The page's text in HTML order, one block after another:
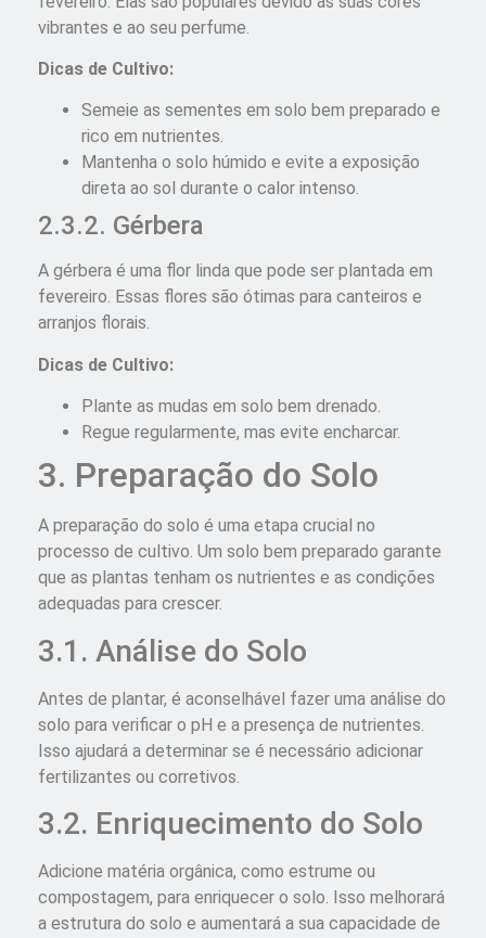
vibrantes e ao seu perfume.
Dicas de Cultivo:
Semeie as sementes em solo bem preparado e
rico em nutrientes.
Mantenha o solo húmido e evite a exposição
direta ao sol durante o calor intenso.
2.3.2. Gérbera
A gérbera é uma flor linda que pode ser plantada em
fevereiro. Essas flores são ótimas para canteiros e
arranjos florais.
Dicas de Cultivo:
Plante as mudas em solo bem drenado.
Regue regularmente, mas evite encharcar.
3. Preparação do Solo
A preparação do solo é uma etapa crucial no
processo de cultivo. Um solo bem preparado garante
que as plantas tenham os nutrientes e as condições
adequadas para crescer.
3.1. Análise do Solo
Antes de plantar, é aconselhável fazer uma análise do
solo para verificar o pH e a presença de nutrientes.
Isso ajudará a determinar se é necessário adicionar
fertilizantes ou corretivos.
3.2. Enriquecimento do Solo
Adicione matéria orgânica, como estrume ou
compostagem, para enriquecer o solo. Isso melhorará
a estrutura do solo e aumentará a sua capacidade de